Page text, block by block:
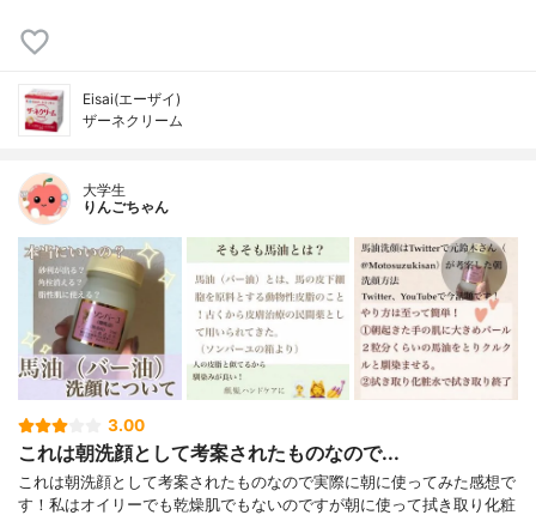
Eisai(エーザイ)
ザーネクリーム
大学生
りんごちゃん
3.00
これは朝洗顔として考案されたものなので...
これは朝洗顔として考案されたものなので実際に朝に使ってみた感想で
す！私はオイリーでも乾燥肌でもないのですが朝に使って拭き取り化粧